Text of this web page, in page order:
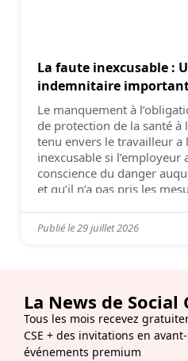
La faute inexcusable :
indemnitaire
Le manquement à
de protection de la santé à
tenu envers le travailleur a
inexcusable si
conscience du danger
et qu’il n’a pas pris les
Publié le29 juillet 2026
La News de Social
Tous les mois recevez
CSE + des invitations en
événements premium